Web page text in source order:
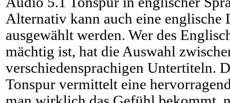
Alternativ kann auch eine englische
ausgewählt werden. Wer des
mächtig ist, hat die Auswahl
verschiedensprachigen Untertiteln.
Tonspur vermittelt eine